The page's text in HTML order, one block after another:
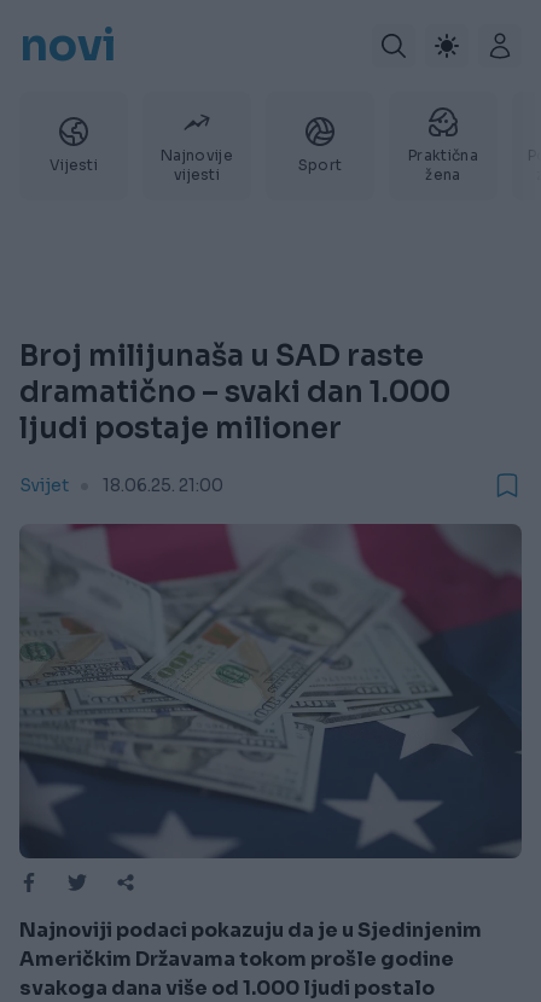
novi
Vijesti
Najnovije
vijesti
Sport
Praktična
žena
Broj milijunaša u SAD raste
dramatično – svaki dan 1.000
ljudi postaje milioner
Svijet 18.06.25. 21:00
Najnoviji podaci pokazuju da je u Sjedinjenim
Američkim Državama tokom prošle godine
svakoga dana više od 1.000 ljudi postalo